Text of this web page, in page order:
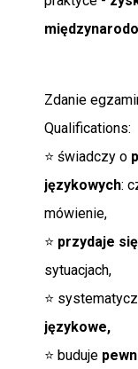
Zdanie
Qualifications:
⭐ świadczy o
językowych:
mówienie,
⭐ przydaje
sytuacjach,
⭐
językowe,
⭐ buduje